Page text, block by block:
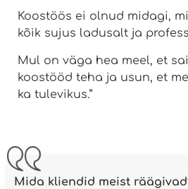
Koostöös ei olnud midagi,
kõik sujus ladusalt ja
Mul on väga hea meel, et
koostööd teha ja usun, et
ka tulevikus.”
Mida kliendid meist